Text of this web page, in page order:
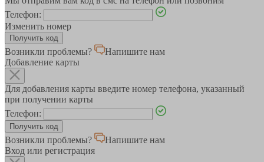
Телефон:
Изменить номер
Возникли проблемы?
Напишите нам
Добавление карты
Для добавления карты введите номер телефона, указанный
при получении карты
Телефон:
Возникли проблемы?
Напишите нам
Вход или регистрация